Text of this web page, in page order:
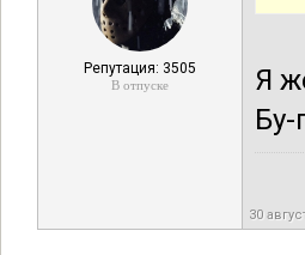
Репутация: 3505
В отпуске
Я
Бу-
30